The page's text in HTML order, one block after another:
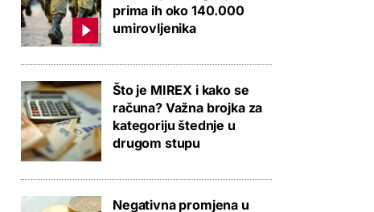
prima ih oko 140.000
umirovljenika
Što je MIREX i kako se
računa? Važna brojka za
kategoriju štednje u
drugom stupu
Negativna promjena u